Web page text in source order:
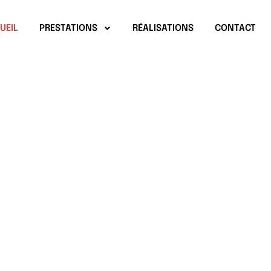
PRESTATIONS RÉALISATIONS CONTACT